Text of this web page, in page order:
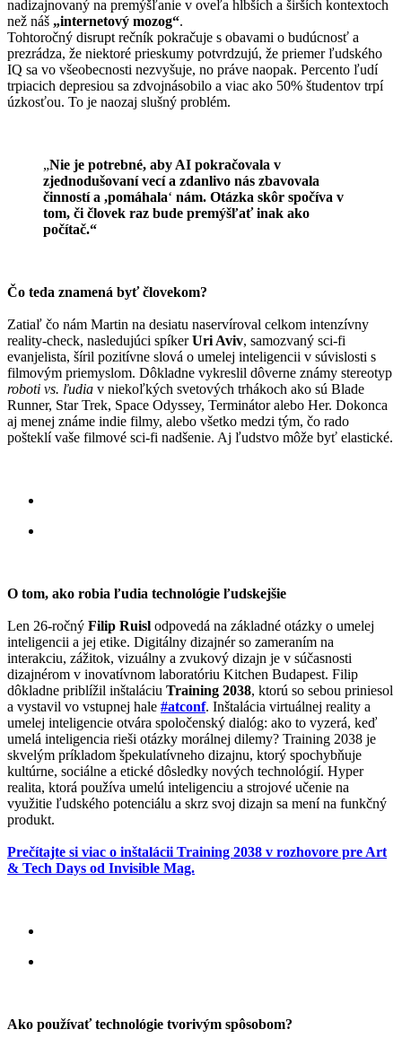
nadizajnovaný na premýšľanie v oveľa hlbších a širších kontextoch
než náš „internetový mozog“.
Tohtoročný disrupt rečník pokračuje s obavami o budúcnosť a
prezrádza, že niektoré prieskumy potvrdzujú, že priemer ľudského
IQ sa vo všeobecnosti nezvyšuje, no práve naopak. Percento ľudí
trpiacich depresiou sa zdvojnásobilo a viac ako 50% študentov trpí
úzkosťou. To je naozaj slušný problém.
„Nie je potrebné, aby AI pokračovala v
zjednodušovaní vecí a zdanlivo nás zbavovala
činností a ,pomáhala‘ nám. Otázka skôr spočíva v
tom, či človek raz bude premýšľať inak ako
počítač.“
Čo teda znamená byť človekom?
Zatiaľ čo nám Martin na desiatu naservíroval celkom intenzívny
reality-check, nasledujúci spíkerUri Aviv, samozvaný sci-fi
evanjelista, šíril pozitívne slová o umelej inteligencii v súvislosti s
filmovým priemyslom. Dôkladne vykreslil dôverne známy stereotyp
roboti vs. ľudia v niekoľkých svetových trhákoch ako sú Blade
Runner, Star Trek, Space Odyssey, Terminátor alebo Her. Dokonca
aj menej známe indie filmy, alebo všetko medzi tým, čo rado
pošteklí vaše filmové sci-fi nadšenie. Aj ľudstvo môže byť elastické.
O tom, ako robia ľudia technológie ľudskejšie
Len 26-ročný Filip Ruisl odpovedá na základné otázky o umelej
inteligencii a jej etike. Digitálny dizajnér so zameraním na
interakciu, zážitok, vizuálny a zvukový dizajn je v súčasnosti
dizajnérom v inovatívnom laboratóriu Kitchen Budapest. Filip
dôkladne priblížil inštaláciu Training 2038, ktorú so sebou priniesol
a vystavil vo vstupnej hale #atconf. Inštalácia virtuálnej reality a
umelej inteligencie otvára spoločenský dialóg: ako to vyzerá, keď
umelá inteligencia rieši otázky morálnej dilemy? Training 2038 je
skvelým príkladom špekulatívneho dizajnu, ktorý spochybňuje
kultúrne, sociálne a etické dôsledky nových technológií. Hyper
realita, ktorá používa umelú inteligenciu a strojové učenie na
využitie ľudského potenciálu a skrz svoj dizajn sa mení na funkčný
produkt.
Prečítajte si viac o inštalácii Training 2038 v rozhovore pre Art
& Tech Days od Invisible Mag.
Ako používať technológie tvorivým spôsobom?